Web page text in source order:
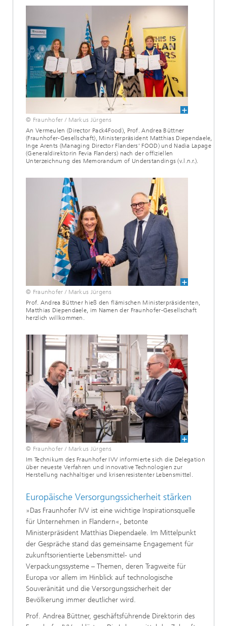
© Fraunhofer / Markus Jürgens
An Vermeulen (Director Pack4Food), Prof. Andrea Büttner
(Fraunhofer-Gesellschaft), Ministerpräsident Matthias Diependaele,
Inge Arents (Managing Director Flanders’ FOOD) und Nadia Lapage
(Generaldirektorin Fevia Flanders) nach der offiziellen
Unterzeichnung des Memorandum of Understandings (v.l.n.r.).
© Fraunhofer / Markus Jürgens
Prof. Andrea Büttner hieß den flämischen Ministerpräsidenten,
Matthias Diependaele, im Namen der Fraunhofer-Gesellschaft
herzlich willkommen.
© Fraunhofer / Markus Jürgens
Im Technikum des Fraunhofer IVV informierte sich die Delegation
über neueste Verfahren und innovative Technologien zur
Herstellung nachhaltiger und krisenresistenter Lebensmittel.
Europäische Versorgungssicherheit stärken
»Das Fraunhofer IVV ist eine wichtige Inspirationsquelle
für Unternehmen in Flandern«, betonte
Ministerpräsident Matthias Diependaele. Im Mittelpunkt
der Gespräche stand das gemeinsame Engagement für
zukunftsorientierte Lebensmittel- und
Verpackungssysteme – Themen, deren Tragweite für
Europa vor allem im Hinblick auf technologische
Souveränität und die Versorgungssicherheit der
Bevölkerung immer deutlicher wird.
Prof. Andrea Büttner, geschäftsführende Direktorin des